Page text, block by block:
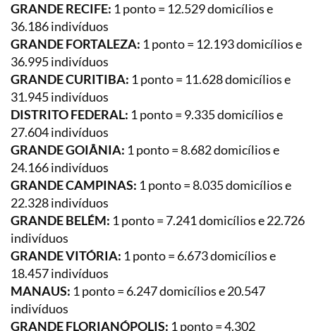
GRANDE RECIFE: 1 ponto = 12.529 domicílios e
36.186 indivíduos
GRANDE FORTALEZA: 1 ponto = 12.193 domicílios e
36.995 indivíduos
GRANDE CURITIBA: 1 ponto = 11.628 domicílios e
31.945 indivíduos
DISTRITO FEDERAL: 1 ponto = 9.335 domicílios e
27.604 indivíduos
GRANDE GOIÂNIA: 1 ponto = 8.682 domicílios e
24.166 indivíduos
GRANDE CAMPINAS: 1 ponto = 8.035 domicílios e
22.328 indivíduos
GRANDE BELÉM: 1 ponto = 7.241 domicílios e 22.726
indivíduos
GRANDE VITÓRIA: 1 ponto = 6.673 domicílios e
18.457 indivíduos
MANAUS: 1 ponto = 6.247 domicílios e 20.547
indivíduos
GRANDE FLORIANÓPOLIS: 1 ponto = 4.302